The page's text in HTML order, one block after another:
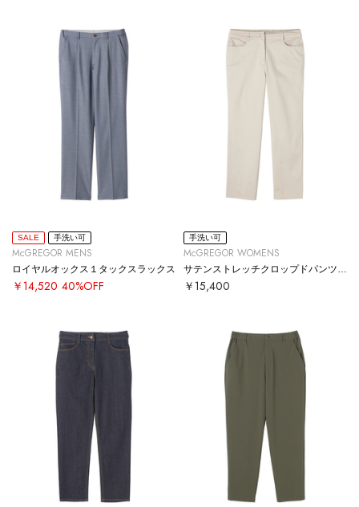
SALE 手洗い可
McGREGOR MENS
ロイヤルオックス１タックスラックス
￥14,520 40%OFF
手洗い可
McGREGOR WOMENS
￥15,400